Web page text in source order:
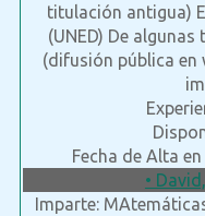
titulación antigua)
(UNED) De
(difusión pública en
Fecha de Alta
•
Imparte: